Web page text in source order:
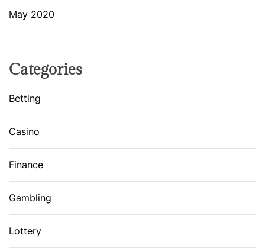
May 2020
Categories
Betting
Casino
Finance
Gambling
Lottery